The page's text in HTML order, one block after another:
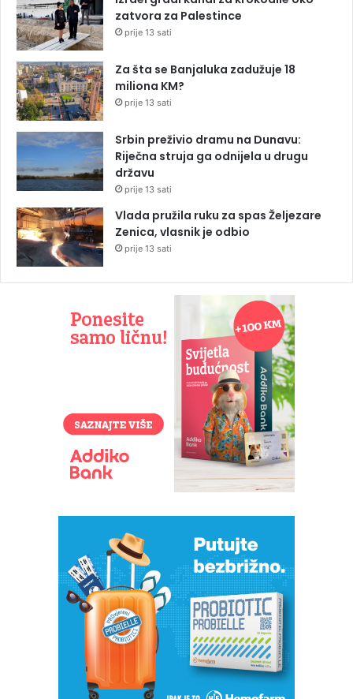
zatvora za Palestince
prije 13 sati
Za šta se Banjaluka zadužuje 18
miliona KM?
prije 13 sati
Srbin preživio dramu na Dunavu:
Riječna struja ga odnijela u drugu
državu
prije 13 sati
Vlada pružila ruku za spas Željezare
Zenica, vlasnik je odbio
prije 13 sati